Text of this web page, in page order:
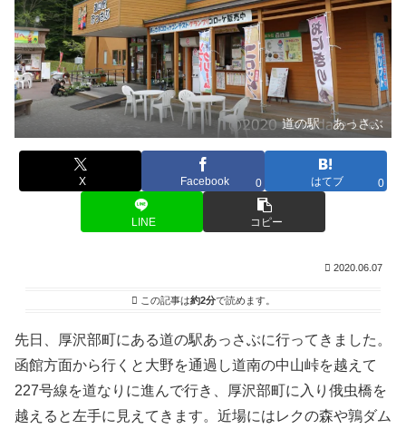
道の駅 あっさぶ
X Facebook 0 はてブ 0
LINE コピー
2020.06.07
この記事は約2分で読めます。
先日、厚沢部町にある道の駅あっさぶに行ってきました。
函館方面から行くと大野を通過し道南の中山峠を越えて
227号線を道なりに進んで行き、厚沢部町に入り俄虫橋を
越えると左手に見えてきます。近場にはレクの森や鶉ダム